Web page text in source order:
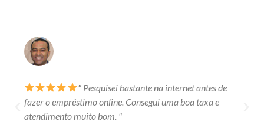
" Pesquisei bastante na internet antes de
fazer o empréstimo online. Consegui uma boa taxa e
atendimento muito bom. "